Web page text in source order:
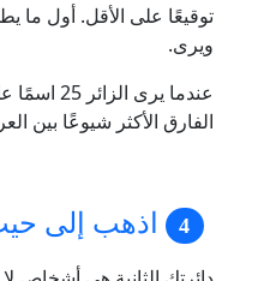
توقيعًا على الأقل. أول ما
ويرى.
عندما
الفارق الأكثر شيوعًا بين
اذهب إلى